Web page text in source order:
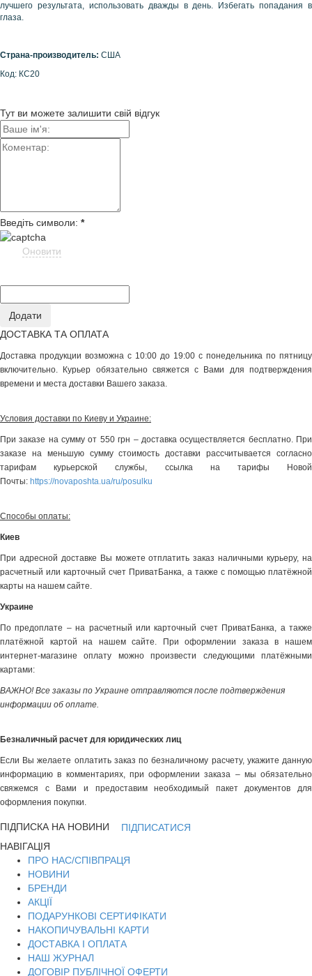
лучшего результата, использовать дважды в день. Избегать попадания в
глаза.
Страна-производитель: США
Код: КС20
Тут ви можете залишити свій відгук
Введіть символи: *
Оновити
ДОСТАВКА ТА ОПЛАТА
Доставка продукции возможна с 10:00 до 19:00 с понедельника по пятницу
включительно. Курьер обязательно свяжется с Вами для подтверждения
времени и места доставки Вашего заказа.
Условия доставки по Киеву и Украине:
При заказе на сумму от 550 грн – доставка осуществляется бесплатно. При
заказе на меньшую сумму стоимость доставки рассчитывается согласно
тарифам курьерской службы, ссылка на тарифы Новой
Почты: https://novaposhta.ua/ru/posulku
Способы оплаты:
Киев
При адресной доставке Вы можете отплатить заказ наличными курьеру, на
расчетный или карточный счет ПриватБанка, а также с помощью платёжной
карты на нашем сайте.
Украине
По предоплате – на расчетный или карточный счет ПриватБанка, а также
платёжной картой на нашем сайте. При оформлении заказа в нашем
интернет-магазине оплату можно произвести следующими платёжными
картами:
ВАЖНО! Все заказы по Украине отправляются после подтверждения
информации об оплате.
Безналичный расчет для юридических лиц
Если Вы желаете оплатить заказ по безналичному расчету, укажите данную
информацию в комментариях, при оформлении заказа – мы обязательно
свяжемся с Вами и предоставим необходимый пакет документов для
оформления покупки.
ПІДПИСКА НА НОВИНИ
ПІДПИСАТИСЯ
НАВІГАЦІЯ
ПРО НАС/СПІВПРАЦЯ
НОВИНИ
БРЕНДИ
АКЦІЇ
ПОДАРУНКОВІ СЕРТИФІКАТИ
НАКОПИЧУВАЛЬНІ КАРТИ
ДОСТАВКА І ОПЛАТА
НАШ ЖУРНАЛ
ДОГОВІР ПУБЛІЧНОЇ ОФЕРТИ